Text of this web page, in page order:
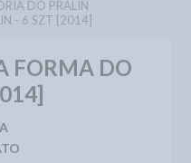
DO PRALIN
- 6 SZT [2014]
FORMA DO